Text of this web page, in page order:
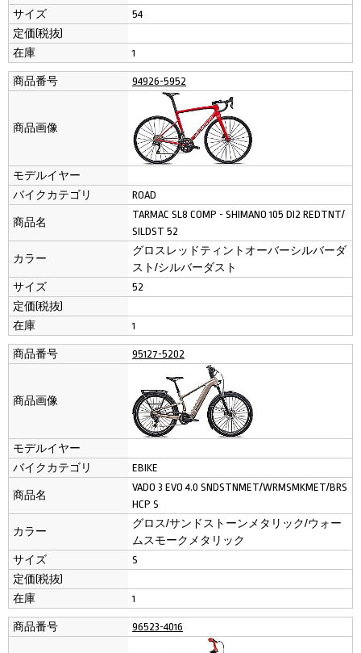
サイズ
54
定価(税抜)
在庫
1
商品番号 94926-5952
商品画像
モデルイヤー
バイクカテゴリ
ROAD
商品名
TARMAC SL8 COMP - SHIMANO 105 DI2 REDTNT/
SILDST 52
カラー
グロスレッドティントオーバーシルバーダ
スト/シルバーダスト
サイズ
52
定価(税抜)
在庫
1
商品番号 95127-5202
商品画像
モデルイヤー
バイクカテゴリ
EBIKE
商品名
VADO 3 EVO 4.0 SNDSTNMET/WRMSMKMET/BRS
HCP S
カラー
グロス/サンドストーンメタリック/ウォー
ムスモークメタリック
サイズ
S
定価(税抜)
在庫
1
商品番号 96523-4016